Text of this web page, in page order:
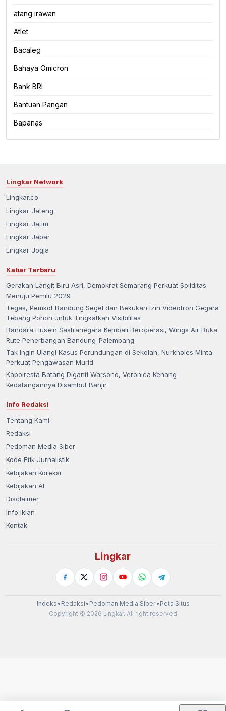
atang irawan
Atlet
Bacaleg
Bahaya Omicron
Bank BRI
Bantuan Pangan
Bapanas
Lingkar Network
Lingkar.co
Lingkar Jateng
Lingkar Jatim
Lingkar Jabar
Lingkar Jogja
Kabar Terbaru
Gerakan Langit Biru Asri, Demokrat Semarang Perkuat Soliditas
Menuju Pemilu 2029
Tegas, Pemkot Bandung Segel dan Bekukan Izin Videotron Gegara
Tebang Pohon untuk Tingkatkan Visibilitas
Bandara Husein Sastranegara Kembali Beroperasi, Wings Air Buka
Rute Penerbangan Bandung-Palembang
Tak Ingin Ulangi Kasus Perundungan di Sekolah, Nurkholes Minta
Perkuat Pengawasan Murid
Kapolresta Batang Diganti Warsono, Veronica Kenang
Kedatangannya Disambut Banjir
Info Redaksi
Tentang Kami
Redaksi
Pedoman Media Siber
Kode Etik Jurnalistik
Kebijakan Koreksi
Kebijakan AI
Disclaimer
Info Iklan
Kontak
Lingkar
Indeks • Redaksi • Pedoman Media Siber• Peta Situs
Copyright © 2026 Lingkar. All right reserved